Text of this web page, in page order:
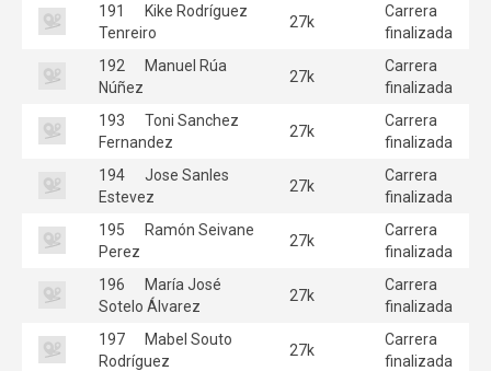
191
Kike Rodríguez
Tenreiro
27k
Carrera
finalizada
192
Manuel Rúa
Núñez
27k
Carrera
finalizada
193
Toni Sanchez
Fernandez
27k
Carrera
finalizada
194
Jose Sanles
Estevez
27k
Carrera
finalizada
195
Ramón Seivane
Perez
27k
Carrera
finalizada
196
María José
Sotelo Álvarez
27k
Carrera
finalizada
197
Mabel Souto
Rodríguez
27k
Carrera
finalizada